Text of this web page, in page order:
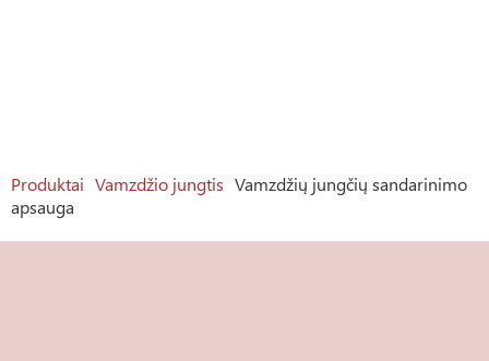
Produktai Vamzdžio jungtis Vamzdžių jungčių sandarinimo
apsauga